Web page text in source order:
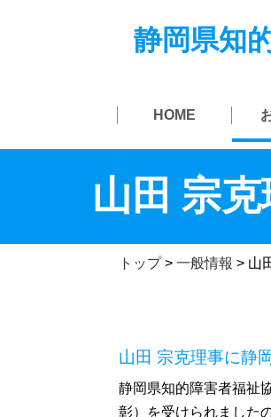
静岡県知
HOME
山田 宗
トップ>一般情報 > 山
山田 宗克理事に静
静岡県知的障害者福
彰）を受けられました